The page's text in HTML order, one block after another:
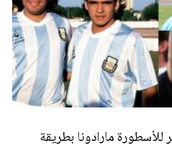
للأسطورة مارادونا بطريقة